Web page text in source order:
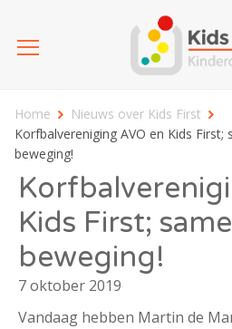
Home
Nieuws over Kids First
Korfbalvereniging AVO en Kids First;
beweging!
Kids First;
beweging!
7 oktober 2019
Vandaag hebben Martin de